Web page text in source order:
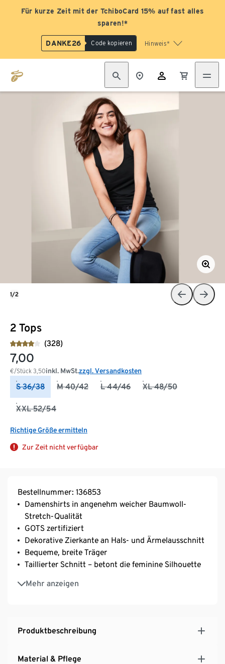
Für kurze Zeit mit der TchiboCard 15% auf fast alles
sparen!*
DANKE26 Code kopieren Hinweis*
2 Tops
(328)
7,00
€/Stück 3,50inkl. MwSt.zzgl. Versandkosten
S 36/38 M 40/42 L 44/46 XL 48/50
XXL 52/54
Richtige Größe ermitteln
Zur Zeit nicht verfügbar
1/2
Bestellnummer: 136853
Damenshirts in angenehm weicher Baumwoll-
Stretch-Qualität
GOTS zertifiziert
Dekorative Zierkante an Hals- und Ärmelausschnitt
Bequeme, breite Träger
Taillierter Schnitt – betont die feminine Silhouette
Mehr anzeigen
Rundhalsausschnitt
Mit Elasthan: formbeständig, perfekter Sitz, hoher
Produktbeschreibung
Material & Pflege